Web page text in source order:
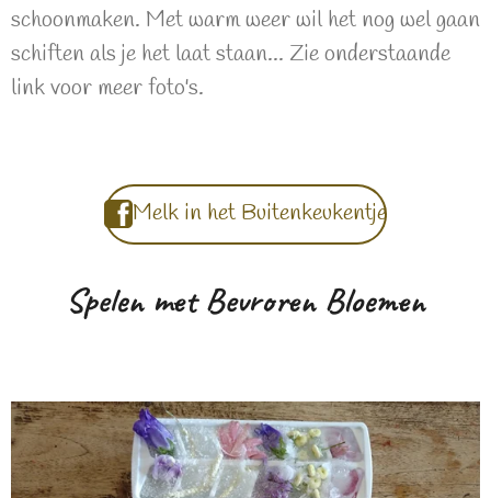
schoonmaken. Met warm weer wil het nog wel gaan
schiften als je het laat staan... Zie onderstaande
link voor meer foto's.
Melk in het Buitenkeukentje
Spelen met Bevroren Bloemen